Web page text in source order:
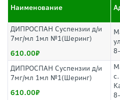
Наименование
ДИПРОСПАН Суспензии д/и
7мг/мл 1мл №1(Шеринг)
610.00
ДИПРОСПАН Суспензии д/и
7мг/мл 1мл №1(Шеринг)
610.00